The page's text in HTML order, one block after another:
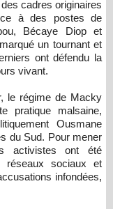
cadres originaires
à des postes de
Bécaye Diop et
un tournant et
ont défendu la
vivant.
le régime de Macky
pratique malsaine,
Ousmane
du Sud. Pour mener
activistes ont été
réseaux sociaux et
infondées,